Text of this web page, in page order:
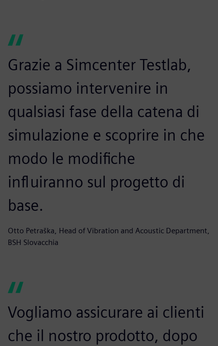
Grazie a Simcenter Testlab,
possiamo intervenire in
qualsiasi fase della catena di
simulazione e scoprire in che
modo le modifiche
influiranno sul progetto di
base.
Otto Petraška, Head of Vibration and Acoustic Department,
BSH Slovacchia
Vogliamo assicurare ai clienti
che il nostro prodotto, dopo